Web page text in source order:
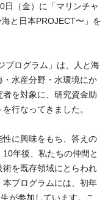
日（金）に「マリンチャ
と日本PROJECT〜」を
プログラム」は、人と海
水産分野・水環境にか
を対象に、研究資金助
行なってきました。
に興味をもち、答えの
年後、私たちの仲間と
を既存領域にとらわれ
プログラムには、初年
が参加しています。こ